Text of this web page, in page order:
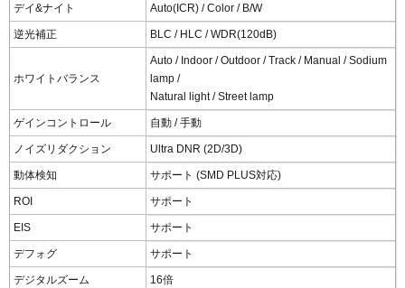
デイ&ナイト Auto(ICR) / Color / B/W
逆光補正 BLC / HLC / WDR(120dB)
ホワイトバランス
Auto / Indoor / Outdoor / Track / Manual / Sodium
lamp /
Natural light / Street lamp
ゲインコントロール 自動 / 手動
ノイズリダクション Ultra DNR (2D/3D)
動体検知 サポート (SMD PLUS対応)
ROI サポート
EIS サポート
デフォグ サポート
デジタルズーム 16倍